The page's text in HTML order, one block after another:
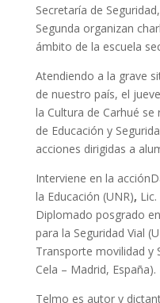
Secretaría de
Segunda organizan
ámbito de la escuela
Atendiendo a la grave
de nuestro país, el
la Cultura de Carhué
de Educación y
acciones dirigidas a
Interviene en la
la Educación (UNR),
Diplomado posgrado
para la Seguridad Vial
Transporte movilidad y
Cela – Madrid, España).
Telmo es autor y